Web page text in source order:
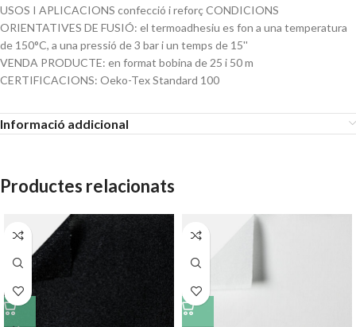
USOS I APLICACIONS confecció i reforç CONDICIONS
ORIENTATIVES DE FUSIÓ: el termoadhesiu es fon a una temperatura
de 150°C, a una pressió de 3 bar i un temps de 15''
VENDA PRODUCTE: en format bobina de 25 i 50 m
CERTIFICACIONS: Oeko-Tex Standard 100
Informació addicional
Productes relacionats